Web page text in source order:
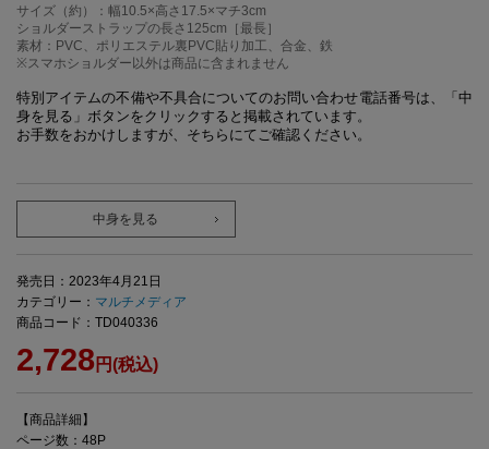
サイズ（約）：幅10.5×高さ17.5×マチ3cm
ショルダーストラップの長さ125cm［最長］
素材：PVC、ポリエステル裏PVC貼り加工、合金、鉄
※スマホショルダー以外は商品に含まれません
特別アイテムの不備や不具合についてのお問い合わせ電話番号は、「中
身を見る」ボタンをクリックすると掲載されています。
お手数をおかけしますが、そちらにてご確認ください。
中身を見る
発売日：2023年4月21日
カテゴリー： マルチメディア
商品コード：TD040336
2,728円(税込)
【商品詳細】
ページ数：48P